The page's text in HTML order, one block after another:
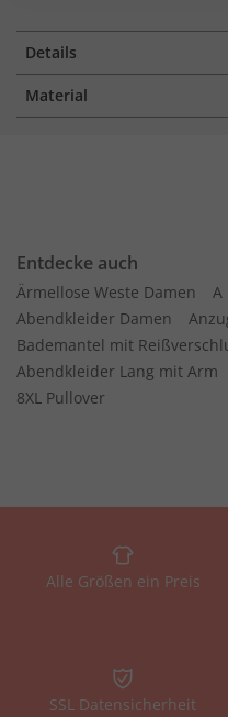
Details
Material
Entdecke auch
Ärmellose Weste Damen
A
Abendkleider Damen
Bademantel mit
Abendkleider Lang mit Arm
8XL Pullover
Alle Größen ein Preis
SSL Datensicherheit